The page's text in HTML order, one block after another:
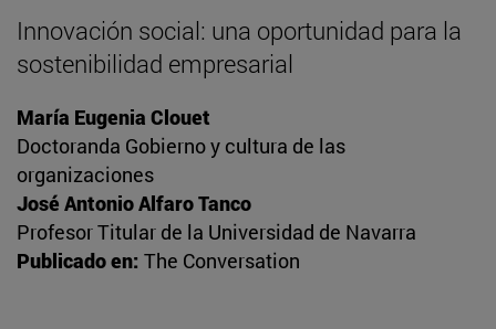
Innovación social: una oportunidad para la
sostenibilidad empresarial
María Eugenia Clouet
Doctoranda Gobierno y cultura de las
organizaciones
José Antonio Alfaro Tanco
Profesor Titular de la Universidad de Navarra
Publicado en: The Conversation